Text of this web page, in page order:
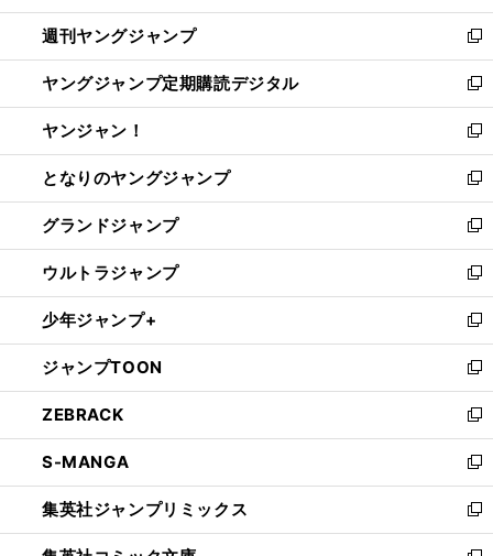
開
く
ウ
で
開
く
ン
ド
ウ
で
開
く
ウ
ィ
ン
ド
ウ
で
開
く
週刊ヤングジャンプ
新
し
い
ウ
ィ
ン
ド
ウ
で
開
く
ヤングジャンプ定期購読デジタル
新
し
い
ウ
ィ
ン
ド
ウ
で
開
く
ヤンジャン！
新
し
い
ウ
ィ
ン
ド
ウ
で
開
く
となりのヤングジャンプ
新
し
い
ウ
ィ
ン
ド
ウ
で
開
く
グランドジャンプ
新
し
い
ウ
ィ
ン
ド
ウ
で
開
く
ウルトラジャンプ
新
し
い
ウ
ィ
ン
ド
ウ
で
開
く
少年ジャンプ+
新
し
い
ウ
ィ
ン
ド
ウ
で
開
ジャンプTOON
新
し
い
ウ
ィ
ン
ド
ウ
ZEBRACK
新
し
い
ウ
ィ
ン
S-MANGA
新
し
い
ウ
集英社ジャンプリミックス
新
し